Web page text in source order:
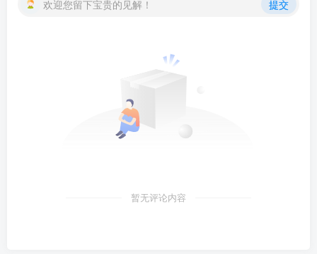
欢迎您留下宝贵的见解！ 提交
暂无评论内容